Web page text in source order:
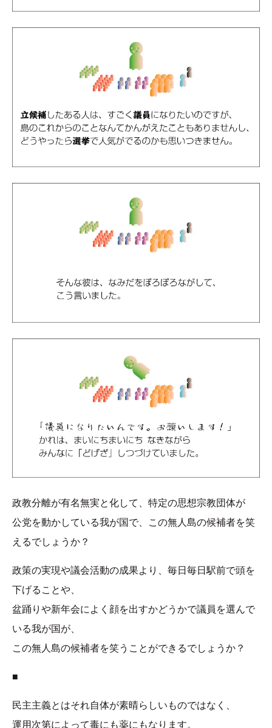
政教分離が有名無実と化して、特定の思想宗教団体が
公党を動かしている我が国で、この無人島の候補者を笑
えるでしょうか？
政策の実現や議会活動の成果より、毎日毎日駅前で頭を
下げることや、
盆踊りや新年会によく顔を出すかどうかで議員を選んで
いる我が国が、
この無人島の候補者を笑うことができるでしょうか？
■
民主主義とはそれ自体が素晴らしいものではなく、
運用次第によって毒にも薬にもなります。